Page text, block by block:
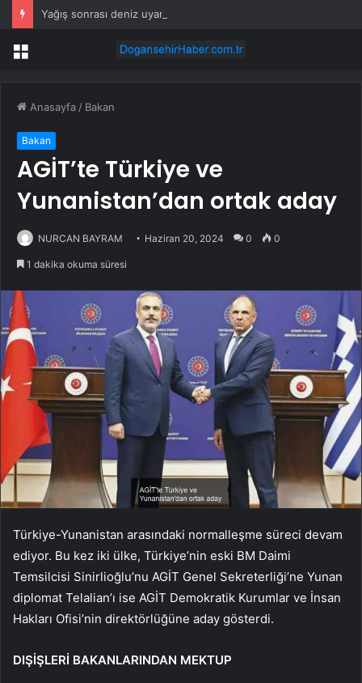
Menü
Anasayfa / Bakan
Bakan
AGİT’te Türkiye ve
Yunanistan’dan ortak aday
NURCAN BAYRAM Haziran 20, 2024 0 0
1 dakika okuma süresi
Türkiye-Yunanistan arasındaki normalleşme süreci devam
ediyor. Bu kez iki ülke, Türkiye’nin eski BM Daimi
Temsilcisi Sinirlioğlu’nu AGİT Genel Sekreterliği’ne Yunan
diplomat Telalian’ı ise AGİT Demokratik Kurumlar ve İnsan
Hakları Ofisi’nin direktörlüğüne aday gösterdi.
DIŞİŞLERİ BAKANLARINDAN MEKTUP